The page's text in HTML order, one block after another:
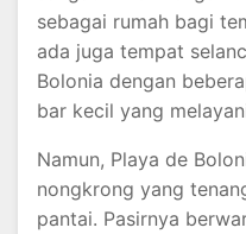
sebagai rumah bagi
ada juga tempat
Bolonia dengan
bar kecil yang
Namun, Playa de
nongkrong yang
pantai. Pasirnya